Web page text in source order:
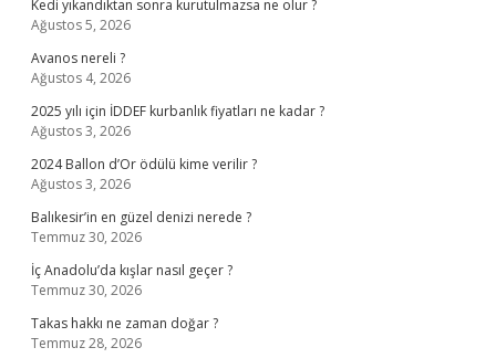
Kedi yıkandıktan sonra kurutulmazsa ne olur ?
Ağustos 5, 2026
Avanos nereli ?
Ağustos 4, 2026
2025 yılı için İDDEF kurbanlık fiyatları ne kadar ?
Ağustos 3, 2026
2024 Ballon d’Or ödülü kime verilir ?
Ağustos 3, 2026
Balıkesir’in en güzel denizi nerede ?
Temmuz 30, 2026
İç Anadolu’da kışlar nasıl geçer ?
Temmuz 30, 2026
Takas hakkı ne zaman doğar ?
Temmuz 28, 2026